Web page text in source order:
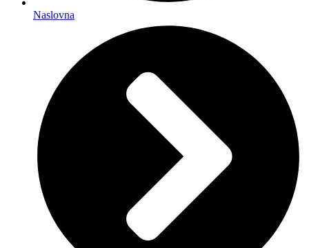
Naslovna